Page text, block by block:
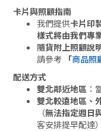
卡片與照顧指南
我們提供卡片印
樣式將由我們專
隨貨附上照顧說
請參考 「商品照
配送方式
雙北鄰近地區 ：
雙北較遠地區、
（無法指定週日
客安排提早配達